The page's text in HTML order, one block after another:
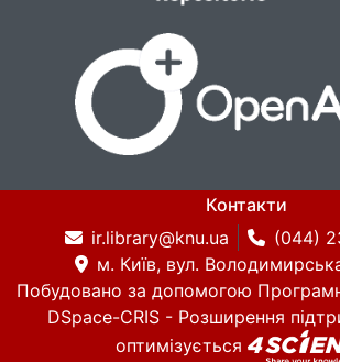
Контакти
ir.library@knu.ua
(044)
м. Київ, вул.
Побудовано за допомогою
DSpace-CRIS - Розширення
оптимізується